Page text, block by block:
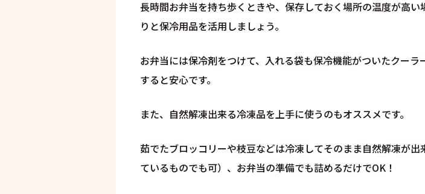
長時間お弁当を持ち歩くときや、保存しておく場所の温度が高い
りと保冷用品を活用しましょう。
お弁当には保冷剤をつけて、入れる袋も保冷機能がついたクーラ
すると安心です。
また、自然解凍出来る冷凍品を上手に使うのもオススメです。
茹でたブロッコリーや枝豆などは冷凍してそのまま自然解凍が出
ているものでも可）、お弁当の準備でも詰めるだけでOK！